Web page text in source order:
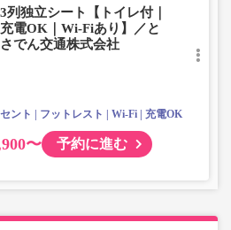
3列独立シート【トイレ付｜
充電OK｜Wi-Fiあり】／と
さでん交通株式会社
ント フットレスト Wi-Fi 充電OK
〜 予約に進む